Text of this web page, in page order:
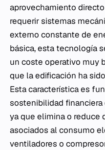
aprovechamiento
requerir sistemas
externo constante de
básica, esta tecnología
un coste operativo muy
que la edificación ha
Esta característica es
sostenibilidad financiera
ya que elimina o reduce
asociados al consumo
ventiladores o